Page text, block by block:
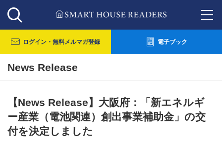
ログイン・ 無料メルマガ登録 電子ブック
News Release
【News Release】大阪府：「新エネルギ
ー産業（電池関連）創出事業補助金」の交
付を決定しました